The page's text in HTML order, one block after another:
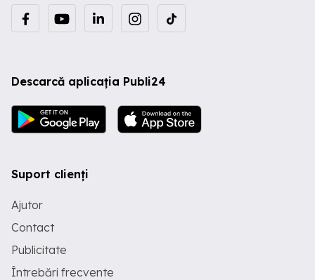
Descarcă aplicația Publi24
Suport clienți
Ajutor
Contact
Publicitate
Întrebări frecvente